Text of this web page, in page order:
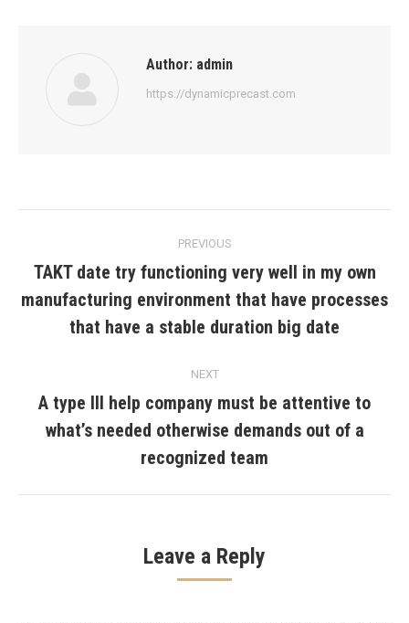
Author: admin
https://dynamicprecast.com
navigation
PREVIOUS
Previous
post:
TAKT date try functioning very well in my own
manufacturing environment that have processes
that have a stable duration big date
NEXT
Next
post:
A type III help company must be attentive to
what’s needed otherwise demands out of a
recognized team
Leave a Reply